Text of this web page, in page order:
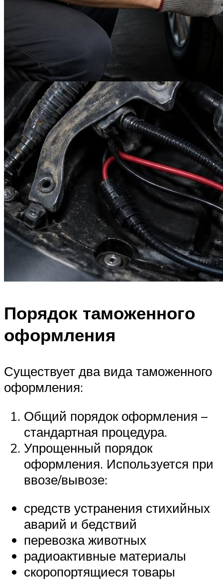
Порядок таможенного
оформления
Существует два вида таможенного
оформления:
Общий порядок оформления –
стандартная процедура.
Упрощенный порядок
оформления. Используется при
ввозе/вывозе:
средств устранения стихийных
аварий и бедствий
перевозка животных
радиоактивные материалы
скоропортящиеся товары